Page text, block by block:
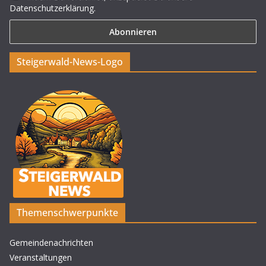
Datenschutzerklärung.
Steigerwald-News-Logo
Themenschwerpunkte
Gemeindenachrichten
Veranstaltungen